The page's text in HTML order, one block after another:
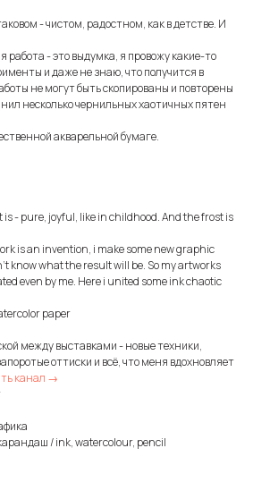
- чистом, радостном, как в детстве. И
работа - это выдумка, я провожу какие-то
и даже не знаю, что получится в
не могут быть скопированы и повторены
несколько чернильных хаотичных пятен
акварельной бумаге.
- pure, joyful, like in childhood. And the frost is
is an invention, i make some new graphic
know what the result will be. So my artworks
even by me. Here i united some ink chaotic
paper
между выставками - новые техники,
оттиски и всё, что меня вдохновляет
канал →
/ ink, watercolour, pencil